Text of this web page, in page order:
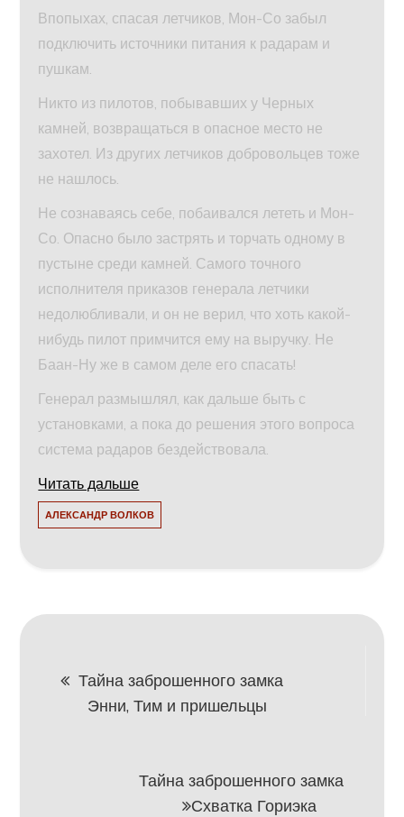
Впопыхах, спасая летчиков, Мон-Со забыл
подключить источники питания к радарам и
пушкам.
Никто из пилотов, побывавших у Черных
камней, возвращаться в опасное место не
захотел. Из других летчиков добровольцев тоже
не нашлось.
Не сознаваясь себе, побаивался лететь и Мон-
Со. Опасно было застрять и торчать одному в
пустыне среди камней. Самого точного
исполнителя приказов генерала летчики
недолюбливали, и он не верил, что хоть какой-
нибудь пилот примчится ему на выручку. Не
Баан-Ну же в самом деле его спасать!
Генерал размышлял, как дальше быть с
установками, а пока до решения этого вопроса
система радаров бездействовала.
Читать дальше
АЛЕКСАНДР ВОЛКОВ
Навигация
записям
Тайна заброшенного замка
Энни, Тим и пришельцы
Тайна заброшенного замка
Схватка Гориэка